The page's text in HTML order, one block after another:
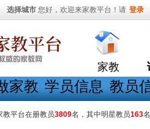
选择城市 您好，欢迎来家教平台！请 登录
家教
家教 学员信息 教员
教平台在册教员3809名，其中明星教员163